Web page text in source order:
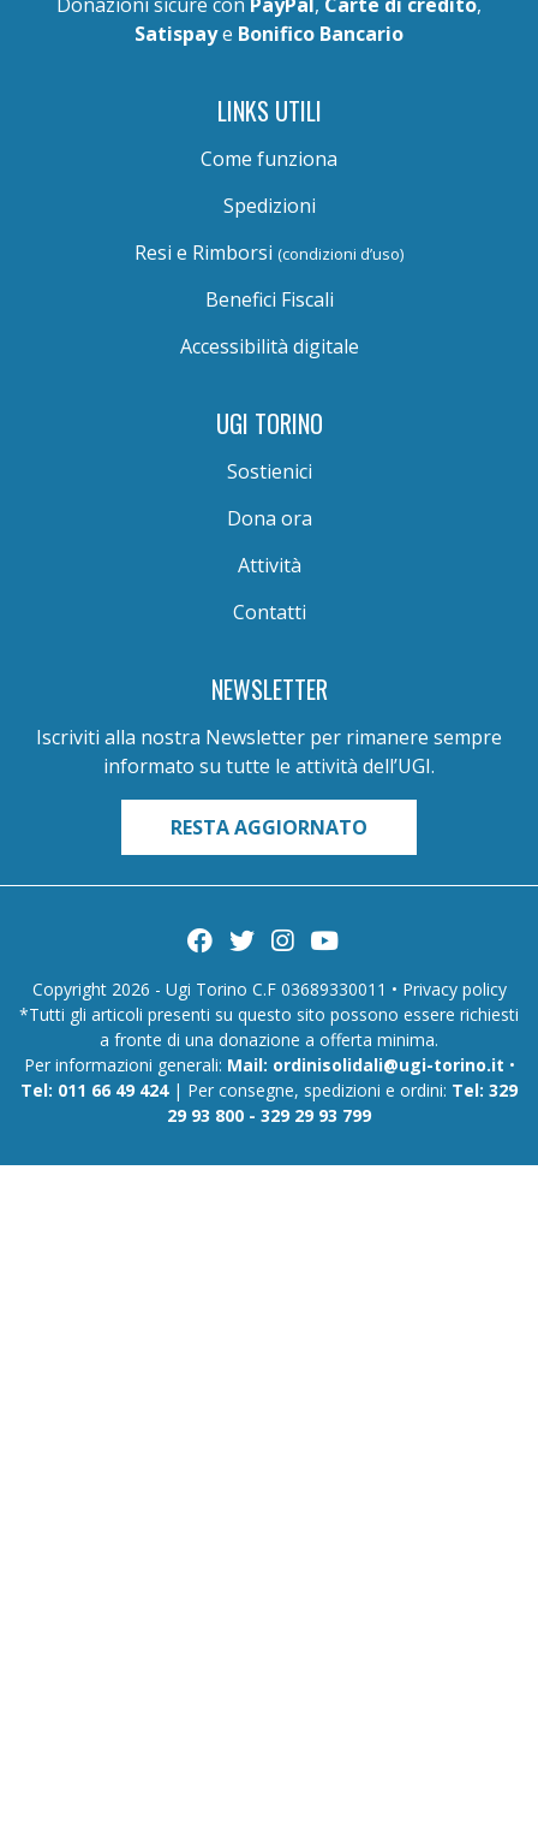
Donazioni sicure con PayPal, Carte di credito,
Satispaye Bonifico Bancario
LINKS UTILI
Come funziona
Spedizioni
Resi e Rimborsi (condizioni d’uso)
Benefici Fiscali
Accessibilità digitale
UGI TORINO
Sostienici
Dona ora
Attività
Contatti
NEWSLETTER
Iscriviti alla nostra Newsletter per rimanere sempre
informato su tutte le attività dell’UGI.
RESTA AGGIORNATO
Copyright 2026 - Ugi Torino C.F 03689330011 • Privacy policy
*Tutti gli articoli presenti su questo sito possono essere richiesti
a fronte di una donazione a offerta minima.
Per informazioni generali: Mail: ordinisolidali@ugi-torino.it •
Tel: 011 66 49 424| Per consegne, spedizioni e ordini: Tel: 329
29 93 800 - 329 29 93 799